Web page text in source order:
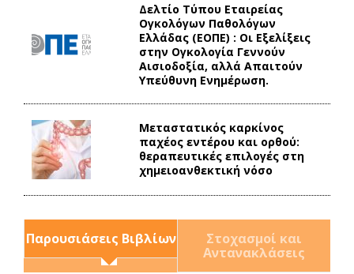
Δελτίο Τύπου Eταιρείας
Ογκολόγων Παθολόγων
Ελλάδας (ΕΟΠΕ) : Οι Εξελίξεις
στην Ογκολογία Γεννούν
Αισιοδοξία, αλλά Απαιτούν
Υπεύθυνη Ενημέρωση.
Mεταστατικός καρκίνος
παχέος εντέρου και ορθού:
θεραπευτικές επιλογές στη
χημειοανθεκτική νόσο
Παρουσιάσεις Βιβλίων
Στοχασμοί και
Αντανακλάσεις